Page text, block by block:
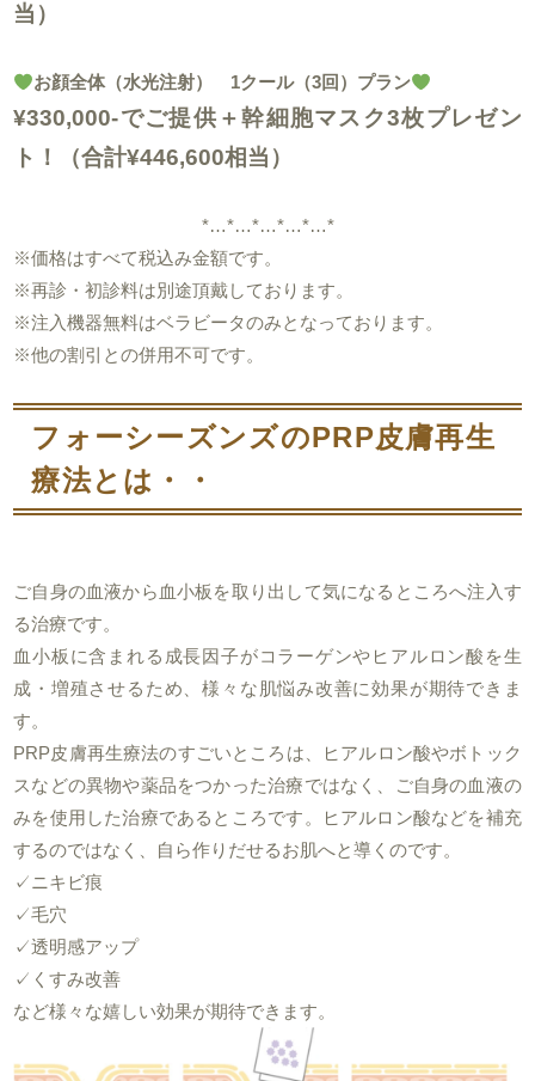
当）
お顔全体（水光注射） 1クール（3回）プラン
¥330,000-でご提供＋幹細胞マスク3枚プレゼン
ト！（合計¥446,600相当）
*…*…*…*…*…*
※価格はすべて税込み金額です。
※再診・初診料は別途頂戴しております。
※注入機器無料はベラビータのみとなっております。
※他の割引との併用不可です。
フォーシーズンズのPRP皮膚再生
療法とは・・
ご自身の血液から血小板を取り出して気になるところへ注入す
る治療です。
血小板に含まれる成長因子がコラーゲンやヒアルロン酸を生
成・増殖させるため、様々な肌悩み改善に効果が期待できま
す。
PRP皮膚再生療法のすごいところは、ヒアルロン酸やボトック
スなどの異物や薬品をつかった治療ではなく、ご自身の血液の
みを使用した治療であるところです。ヒアルロン酸などを補充
するのではなく、自ら作りだせるお肌へと導くのです。
✓ニキビ痕
✓毛穴
✓透明感アップ
✓くすみ改善
など様々な嬉しい効果が期待できます。